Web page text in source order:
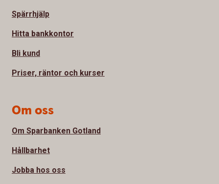
Spärrhjälp
Hitta bankkontor
Bli kund
Priser, räntor och kurser
Om oss
Om Sparbanken Gotland
Hållbarhet
Jobba hos oss